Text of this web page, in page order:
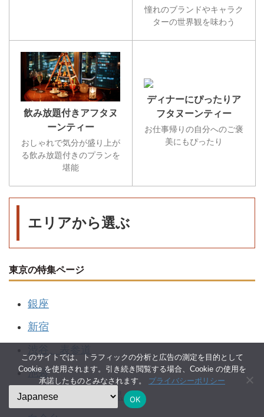
憧れのブランドやキャラク
ターの世界観を味わう
飲み放題付きアフタヌ
ーンティー
おしゃれで気分が盛り上が
る飲み放題付きのプランを
堪能
ディナーにぴったりア
フタヌーンティー
お仕事帰りの自分へのご褒
美にもぴったり
エリアから選ぶ
東京の特集ページ
銀座
新宿
池袋
恵比寿、広尾、目黒
このサイトでは、トラフィックの分析と広告の測定を目的として
Cookie を使用されます。引き続き閲覧する場合、Cookie の使用を
承諾したものとみなされます。 プライバシーポリシー
OK